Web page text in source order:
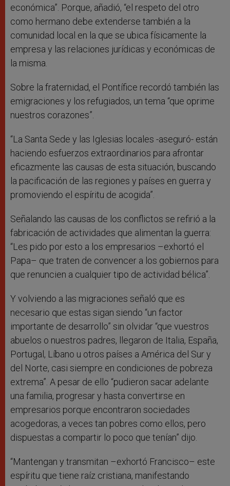
económica”. Porque, añadió, “el respeto del otro
como hermano debe extenderse también a la
comunidad local en la que se ubica físicamente la
empresa y las relaciones jurídicas y económicas de
la misma.
Sobre la fraternidad, el Pontífice recordó también las
emigraciones y los refugiados, un tema “que oprime
nuestros corazones”.
“La Santa Sede y las Iglesias locales -aseguró- están
haciendo esfuerzos extraordinarios para afrontar
eficazmente las causas de esta situación, buscando
la pacificación de las regiones y países en guerra y
promoviendo el espíritu de acogida”.
Señalando las causas de los conflictos se refirió a la
fabricación de actividades que alimentan la guerra:
“Les pido por esto a los empresarios –exhortó el
Papa– que traten de convencer a los gobiernos para
que renuncien a cualquier tipo de actividad bélica”.
Y volviendo a las migraciones señaló que es
necesario que estas sigan siendo “un factor
importante de desarrollo” sin olvidar “que vuestros
abuelos o nuestros padres, llegaron de Italia, España,
Portugal, Líbano u otros países a América del Sur y
del Norte, casi siempre en condiciones de pobreza
extrema”. A pesar de ello “pudieron sacar adelante
una familia, progresar y hasta convertirse en
empresarios porque encontraron sociedades
acogedoras, a veces tan pobres como ellos, pero
dispuestas a compartir lo poco que tenían” dijo.
“Mantengan y transmitan –exhortó Francisco– este
espíritu que tiene raíz cristiana, manifestando